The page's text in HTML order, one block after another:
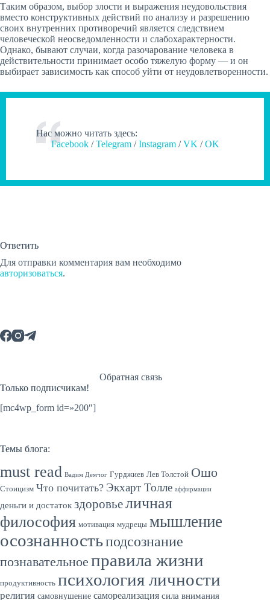
Таким образом, выбор злости и выражения неудовольствия
вместо конструктивных действий по анализу и разрешению
своих внутренних противоречий является следствием
человеческой неосведомленности и слабохарактерности.
Однако, бывают случаи, когда разочарование человека в
действительности принимает особо тяжелую форму — и он
выбирает зависимость как способ уйти от неудовлетворенности.
Нас можно читать здесь:
Facebook/Telegram/Instagram/VK /OK
Ответить
Для отправки комментария вам необходимо
авторизоваться.
Обратная связь
Только подписчикам!
[mc4wp_form id=»200″]
Темы блога:
must read Вадим Демчог Гурджиев Лев Толстой Ошо
Стоицизм Что почитать? Экхарт Толле аффирмации
деньги и достаток здоровьеличная
философия мотивация мудрецы мышление
осознанностьподсознание
познавательное правила жизни
продуктивность психология личности
религия самовнушение самореализация сила внимания